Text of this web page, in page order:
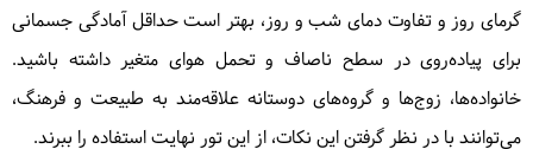
گرمای روز و تفاوت دمای شب و روز، بهتر است حداقل آمادگی جسمانی
برای پیاده‌روی در سطح ناصاف و تحمل هوای متغیر داشته باشید.
خانواده‌ها، زوج‌ها و گروه‌های دوستانه علاقه‌مند به طبیعت و فرهنگ،
می‌توانند با در نظر گرفتن این نکات، از این تور نهایت استفاده را ببرند.